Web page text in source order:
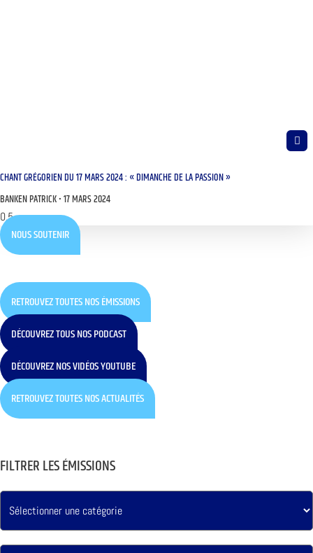
CHANT GRÉGORIEN DU 17 MARS 2024 : « DIMANCHE DE LA PASSION »
BANKEN PATRICK 17 MARS 2024
NOUS SOUTENIR
RETROUVEZ TOUTES NOS ÉMISSIONS
DÉCOUVREZ TOUS NOS PODCAST
DÉCOUVREZ NOS VIDÉOS YOUTUBE
RETROUVEZ TOUTES NOS ACTUALITÉS
FILTRER LES ÉMISSIONS